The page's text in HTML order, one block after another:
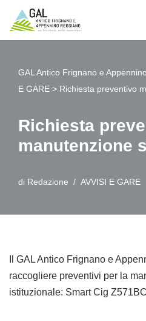
Vai
GAL Antico Frignano e
E GARE > Richiesta preventivo
Richiesta
manutenzione
di Redazione AVVISI E GARE
Il GAL Antico Frignano e
raccogliere preventivi per la
istituzionale: Smart Cig